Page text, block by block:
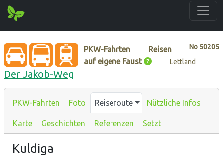
No 50205
PKW-Fahrten
Reisen
auf eigene Faust
Lettland
Der Jakob-Weg
PKW-Fahrten Foto Reiseroute Nützliche Infos
Karte Geschichten Referenzen Setzt
Kuldiga